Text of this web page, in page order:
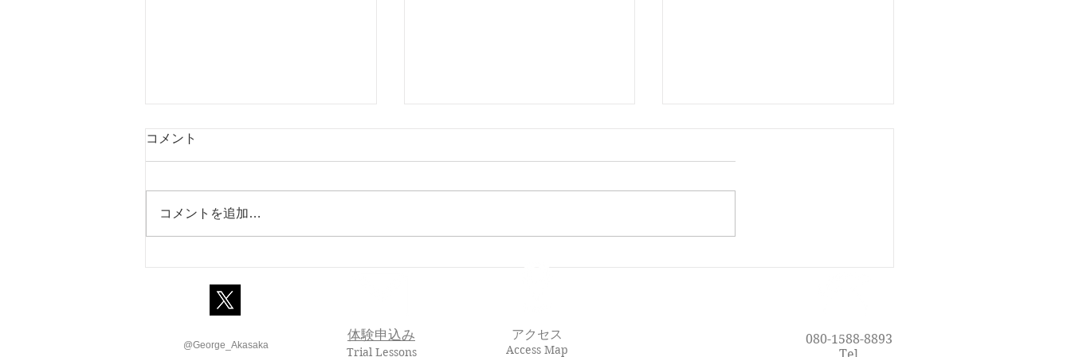
大切な5つのこと
コメント
コメントを追加…
@George_Akasaka
体験申込み
Trial Lessons
アクセス
Access Map
080-1588-8893